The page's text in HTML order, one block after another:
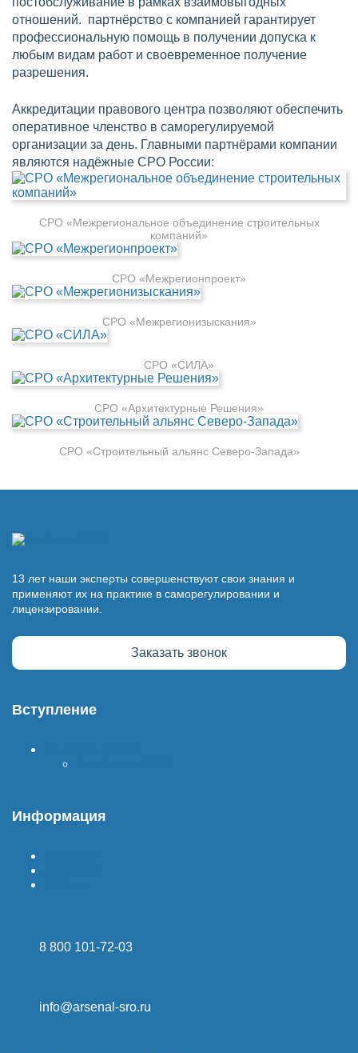
отношений. партнёрство с компанией гарантирует
профессиональную помощь в получении допуска к
любым видам работ и своевременное получение
разрешения.
Аккредитации правового центра позволяют обеспечить
оперативное членство в саморегулируемой
организации за день. Главными партнёрами компании
являются надёжные СРО России:
СРО «Межрегиональное объединение строительных
компаний»
СРО «Межрегионпроект»
СРО «Межрегионизыскания»
СРО «СИЛА»
СРО «Архитектурные Решения»
СРО «Строительный альянс Северо-Запада»
13 лет наши эксперты совершенствуют свои знания и
применяют их на практике в саморегулировании и
лицензировании.
Заказать звонок
Вступление
Информация
8 800 101-72-03
info@arsenal-sro.ru